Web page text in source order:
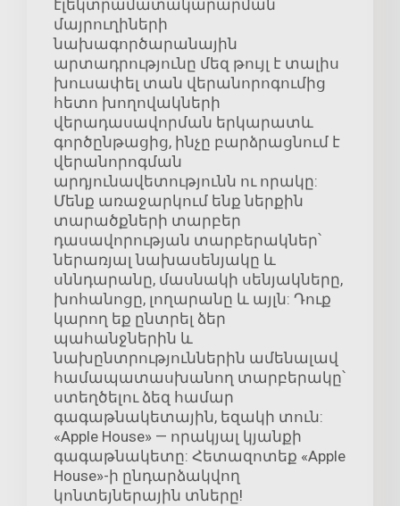
էլեկտրամատակարարման
մայրուղիների
նախագործարանային
արտադրությունը մեզ թույլ է տալիս
խուսափել տան վերանորոգումից
հետո խողովակների
վերադասավորման երկարատև
գործընթացից, ինչը բարձրացնում է
վերանորոգման
արդյունավետությունն ու որակը:
Մենք առաջարկում ենք ներքին
տարածքների տարբեր
դասավորության տարբերակներ՝
ներառյալ նախասենյակը և
սննդարանը, մասնակի սենյակները,
խոհանոցը, լողարանը և այլն: Դուք
կարող եք ընտրել ձեր
պահանջներին և
նախընտրություններին ամենալավ
համապատասխանող տարբերակը՝
ստեղծելու ձեզ համար
գագաթնակետային, եզակի տուն:
«Apple House» — որակյալ կյանքի
գագաթնակետը: Հետազոտեք «Apple
House»-ի ընդարձակվող
կոնտեյներային տները!